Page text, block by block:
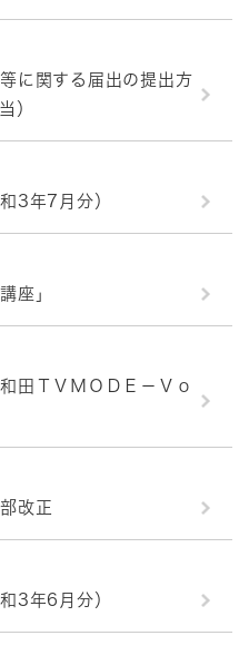
に関する届出の提出方
）
3年7月分）
座」
田ＴＶＭＯＤＥ－Ｖｏ
改正
3年6月分）